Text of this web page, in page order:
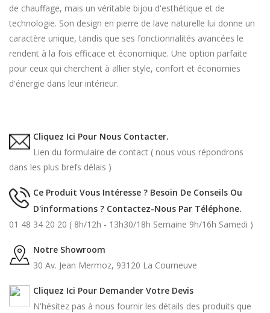
de chauffage, mais un véritable bijou d'esthétique et de
technologie. Son design en pierre de lave naturelle lui donne un
caractère unique, tandis que ses fonctionnalités avancées le
rendent à la fois efficace et économique. Une option parfaite
pour ceux qui cherchent à allier style, confort et économies
d'énergie dans leur intérieur.
Cliquez Ici Pour Nous Contacter.
Lien du formulaire de contact ( nous vous répondrons
dans les plus brefs délais )
Ce Produit Vous Intéresse ? Besoin De Conseils Ou
D'informations ? Contactez-Nous Par Téléphone.
01 48 34 20 20 ( 8h/12h - 13h30/18h Semaine 9h/16h Samedi )
Notre Showroom
30 Av. Jean Mermoz, 93120 La Courneuve
Cliquez Ici Pour Demander Votre Devis
N'hésitez pas à nous fournir les détails des produits que